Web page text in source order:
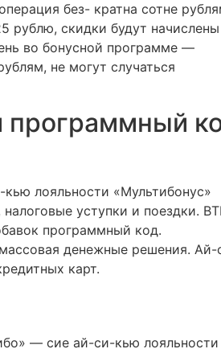
без- кратна сотне
рублю, скидки будут начислены
во бонусной программе —
не могут случаться
программный
лояльности «Мультибонус»
уступки и поездки.
программный код.
денежные решения. Ай-
карт.
— сие ай-си-кью лояльности